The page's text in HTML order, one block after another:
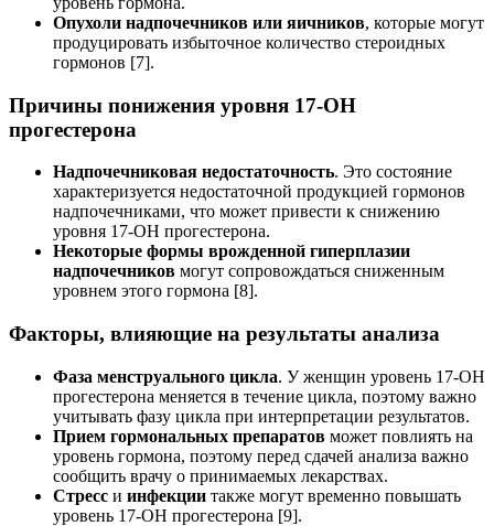
Опухоли надпочечников или яичников, которые могут
продуцировать избыточное количество стероидных
гормонов [7].
Причины понижения уровня 17-ОН
прогестерона
Надпочечниковая недостаточность. Это состояние
характеризуется недостаточной продукцией гормонов
надпочечниками, что может привести к снижению
уровня 17-ОН прогестерона.
Некоторые формы врожденной гиперплазии
надпочечников могут сопровождаться сниженным
уровнем этого гормона [8].
Факторы, влияющие на результаты анализа
Фаза менструального цикла. У женщин уровень 17-ОН
прогестерона меняется в течение цикла, поэтому важно
учитывать фазу цикла при интерпретации результатов.
Прием гормональных препаратов может повлиять на
уровень гормона, поэтому перед сдачей анализа важно
сообщить врачу о принимаемых лекарствах.
Стресс и инфекции также могут временно повышать
уровень 17-ОН прогестерона [9].